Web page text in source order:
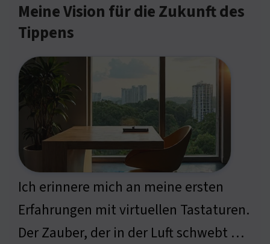
Meine Vision für die Zukunft des
Tippens
Ich erinnere mich an meine ersten
Erfahrungen mit virtuellen Tastaturen.
Der Zauber, der in der Luft schwebt …